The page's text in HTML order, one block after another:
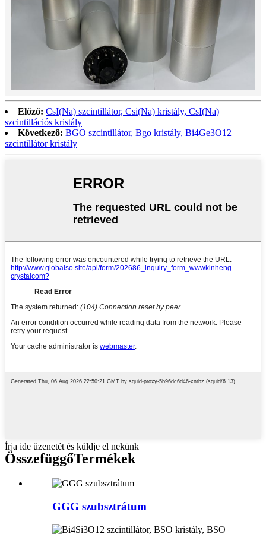
Előző: CsI(Na) szcintillátor, Csi(Na) kristály, CsI(Na)
szcintillációs kristály
Következő: BGO szcintillátor, Bgo kristály, Bi4Ge3O12
szcintillátor kristály
Írja ide üzenetét és küldje el nekünk
ÖsszefüggőTermékek
GGG szubsztrátum